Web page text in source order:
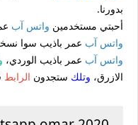
بدورنا.
أحبتي مستخدمين واتس آب
واتس آب عمر باذيب سوا
واتس آب عمر باذيب الوردي،
الازرق، وتلك ستجدون الرابط